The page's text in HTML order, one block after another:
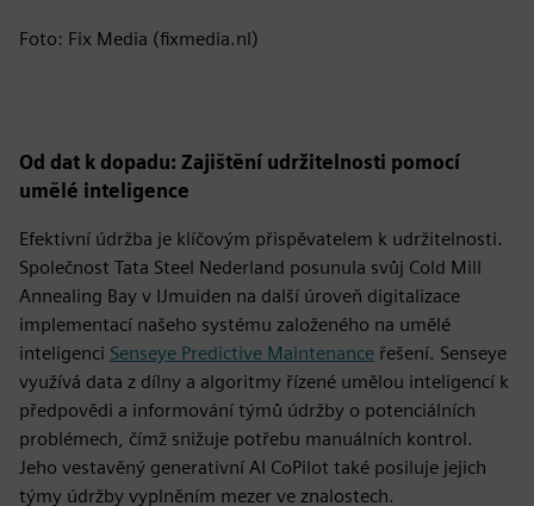
Foto: Fix Media (fixmedia.nl)
Od dat k dopadu: Zajištění udržitelnosti pomocí
umělé inteligence
Efektivní údržba je klíčovým přispěvatelem k udržitelnosti.
Společnost Tata Steel Nederland posunula svůj Cold Mill
Annealing Bay v IJmuiden na další úroveň digitalizace
implementací našeho systému založeného na umělé
inteligenci Senseye Predictive Maintenance řešení. Senseye
využívá data z dílny a algoritmy řízené umělou inteligencí k
předpovědi a informování týmů údržby o potenciálních
problémech, čímž snižuje potřebu manuálních kontrol.
Jeho vestavěný generativní AI CoPilot také posiluje jejich
týmy údržby vyplněním mezer ve znalostech.